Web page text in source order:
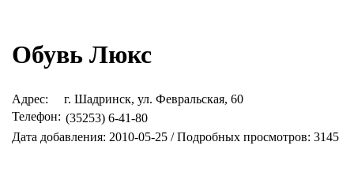
Обувь Люкс
Адрес:
г. Шадринск, ул. Февральская, 60
Телефон: (35253) 6-41-80
Дата добавления: 2010-05-25 / Подробных просмотров: 3145